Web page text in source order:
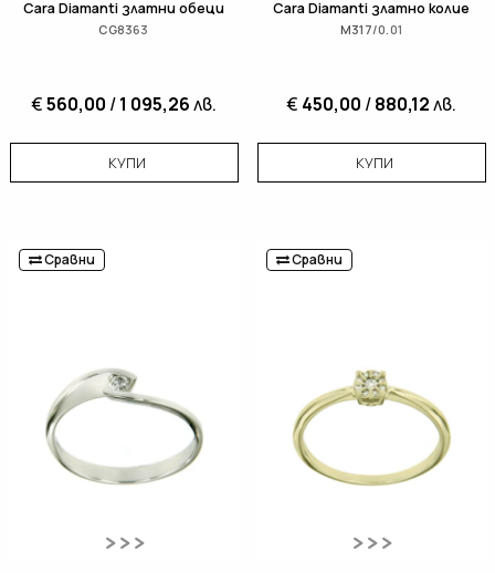
Cara Diamanti златни обеци
CG8363
€560,00 /1 095,26лв.
КУПИ
Cara Diamanti златно колие
M317/0.01
€ 450,00 /880,12лв.
КУПИ
Сравни Сравни